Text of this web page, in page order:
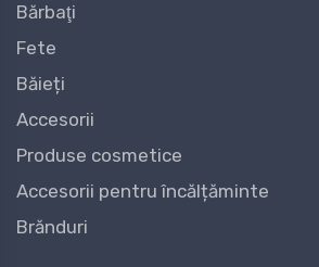
Bărbaţi
Fete
Băieți
Accesorii
Produse cosmetice
Accesorii pentru încălțăminte
Brănduri